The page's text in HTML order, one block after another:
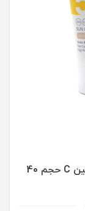
کرم ضدآفتاب لایت بژ ویتالیر حاوی ویتامین C حجم 40